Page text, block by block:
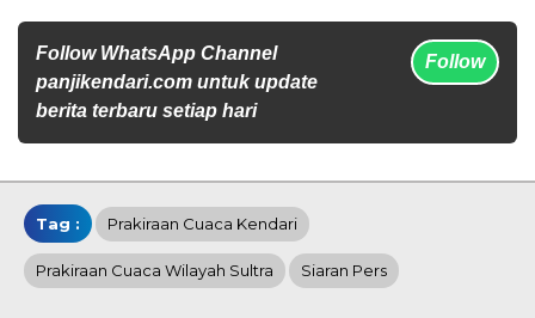
Follow WhatsApp Channel
panjikendari.com untuk update
berita terbaru setiap hari
Follow
Tag : Prakiraan Cuaca Kendari
Prakiraan Cuaca Wilayah Sultra Siaran Pers